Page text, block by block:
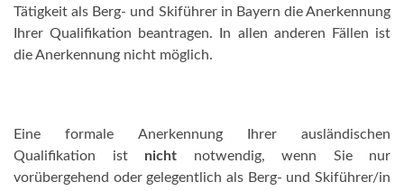
Tätigkeit als Berg- und Skiführer in Bayern die Anerkennung
Ihrer Qualifikation beantragen. In allen anderen Fällen ist
die Anerkennung nicht möglich.
Eine formale Anerkennung Ihrer ausländischen
Qualifikation ist nicht notwendig, wenn Sie nur
vorübergehend oder gelegentlich als Berg- und Skiführer/in